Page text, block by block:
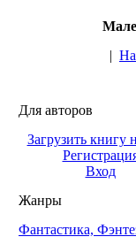
| На
Для авторов
Загрузить книгу
Вход
Жанры
Фантастика,